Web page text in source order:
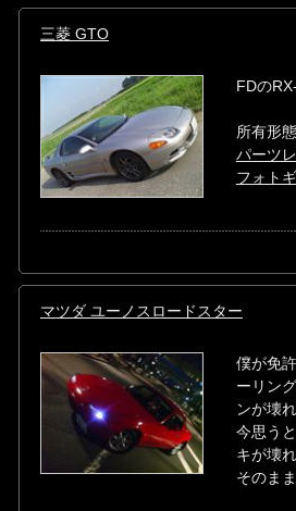
三菱 GTO
FDの
所有形
パーツ
フォト
マツダ ユーノスロードスター
僕が免
ーリン
ンが壊
今思う
キが壊
そのま